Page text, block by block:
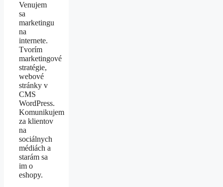
Venujem
sa
marketingu
na
internete.
Tvorím
marketingové
stratégie,
webové
stránky v
CMS
WordPress.
Komunikujem
za klientov
na
sociálnych
médiách a
starám sa
im o
eshopy.